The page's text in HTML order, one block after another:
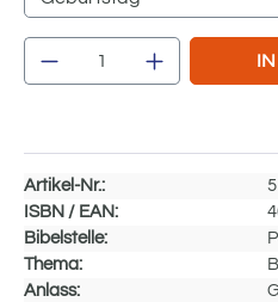
Produkt Anzahl: Gib
Artikel-Nr.:
ISBN / EAN:
Bibelstelle:
Thema:
Anlass: